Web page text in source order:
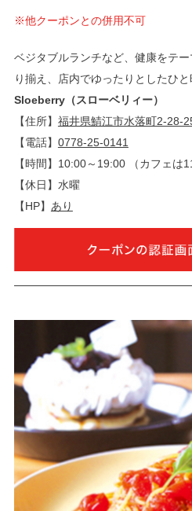
※他クーポンとの併用不可
ベジタブルランチなど、健康をテ
り揃え、店内でゆったりとしたひと
Sloeberry（スローベリィー）
【住所】 福井県鯖江市水落町2-28-
【電話】 0778-25-0141
【時間】10:00～19:00 （カフェは
【休日】水曜
【HP】 あり